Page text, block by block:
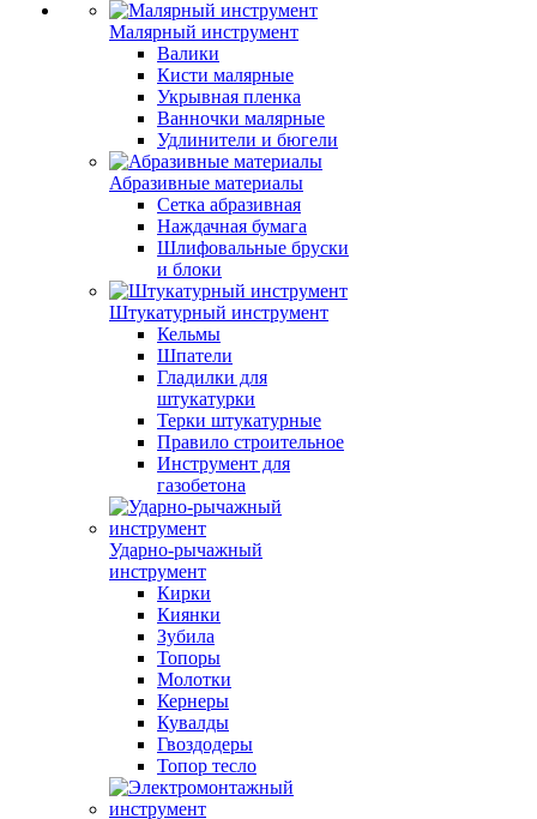
Малярный инструмент
Валики
Кисти малярные
Укрывная пленка
Ванночки малярные
Удлинители и бюгели
Абразивные материалы
Сетка абразивная
Наждачная бумага
Шлифовальные бруски
и блоки
Штукатурный инструмент
Кельмы
Шпатели
Гладилки для
штукатурки
Терки штукатурные
Правило строительное
Инструмент для
газобетона
Ударно-рычажный
инструмент
Кирки
Киянки
Зубила
Топоры
Молотки
Кернеры
Кувалды
Гвоздодеры
Топор тесло